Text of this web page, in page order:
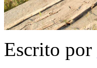
Escrito por